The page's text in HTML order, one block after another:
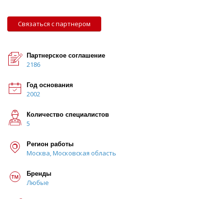
Связаться с партнером
Партнерское соглашение
2186
Год основания
2002
Количество специалистов
5
Регион работы
Москва, Московская область
Бренды
Любые